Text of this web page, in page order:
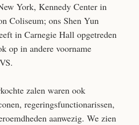
York, Kennedy Center in
Coliseum; ons Shen Yun
in Carnegie Hall opgetreden
op in andere voorname
zalen waren ook
regeringsfunctionarissen,
aanwezig. We zien